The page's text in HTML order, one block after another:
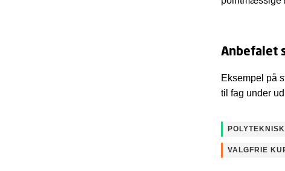
Anbefalet
Eksempel på
til fag under
VALGFRIE